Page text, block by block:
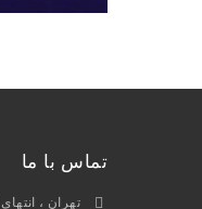
تماس با ما